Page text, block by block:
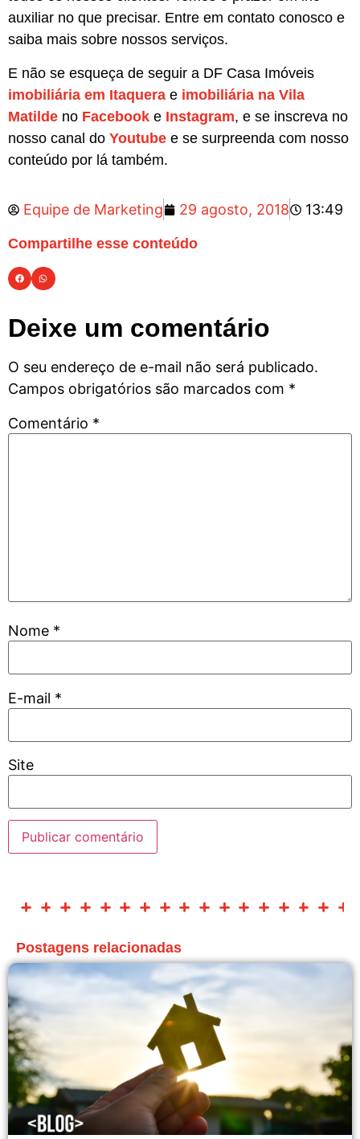
auxiliar no que precisar. Entre em contato conosco e
saiba mais sobre nossos serviços.
E não se esqueça de seguir a DF Casa Imóveis
imobiliária em Itaquera e imobiliária na Vila
Matilde no Facebook e Instagram, e se inscreva no
nosso canal do Youtube e se surpreenda com nosso
conteúdo por lá também.
Equipe de Marketing 29 agosto, 2018 13:49
Compartilhe esse conteúdo
Deixe um comentário
O seu endereço de e-mail não será publicado.
Campos obrigatórios são marcados com *
Comentário *
Nome *
E-mail *
Site
Postagens relacionadas